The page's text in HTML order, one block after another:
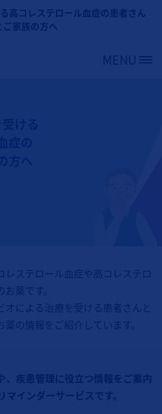
メインコンテンツに移動
高コレステロール血症の患者さん
ご家族の方へ
MENU
レステロール血症や高コレステロ
薬です。
オによる治療を受ける患者さんと
の情報をご紹介しています。
、疾患管理に役立つ情報をご案内
マインダーサービスです。